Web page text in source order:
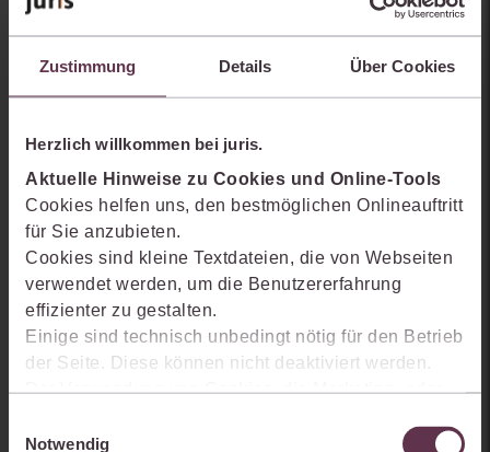
Zustimmung Details Über Cookies
Herzlich willkommen bei juris.
Aktuelle Hinweise zu Cookies und Online-Tools
Cookies helfen uns, den bestmöglichen Onlineauftritt
für Sie anzubieten.
Cookies sind kleine Textdateien, die von Webseiten
verwendet werden, um die Benutzererfahrung
effizienter zu gestalten.
Einige sind technisch unbedingt nötig für den Betrieb
der Seite. Diese können nicht deaktiviert werden.
Der Verwendung von Cookies, die Marketing- oder
Produkte zu optimieren, können Sie zustimmen,
Notwendig
Sie kennen juris noch nicht?
Erhalten Sie einen Einblick, wie juris das Rechts- und
Praxiswissensmanagement der Zukunft gestaltet, welche
Arbeitsprozesse einfacher und effizienter werden.